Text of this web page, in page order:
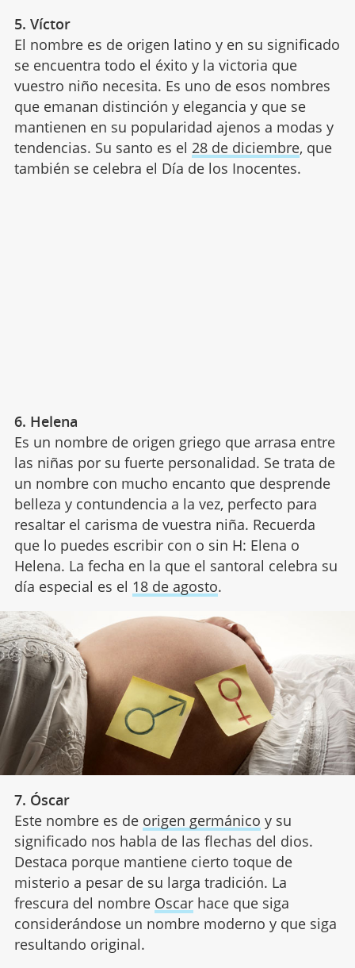
5. Víctor
El nombre es de origen latino y en su significado
se encuentra todo el éxito y la victoria que
vuestro niño necesita. Es uno de esos nombres
que emanan distinción y elegancia y que se
mantienen en su popularidad ajenos a modas y
tendencias. Su santo es el 28 de diciembre, que
también se celebra el Día de los Inocentes.
6. Helena
Es un nombre de origen griego que arrasa entre
las niñas por su fuerte personalidad. Se trata de
un nombre con mucho encanto que desprende
belleza y contundencia a la vez, perfecto para
resaltar el carisma de vuestra niña. Recuerda
que lo puedes escribir con o sin H: Elena o
Helena. La fecha en la que el santoral celebra su
día especial es el 18 de agosto.
7. Óscar
Este nombre es de origen germánico y su
significado nos habla de las flechas del dios.
Destaca porque mantiene cierto toque de
misterio a pesar de su larga tradición. La
frescura del nombre Oscarhace que siga
considerándose un nombre moderno y que siga
resultando original.